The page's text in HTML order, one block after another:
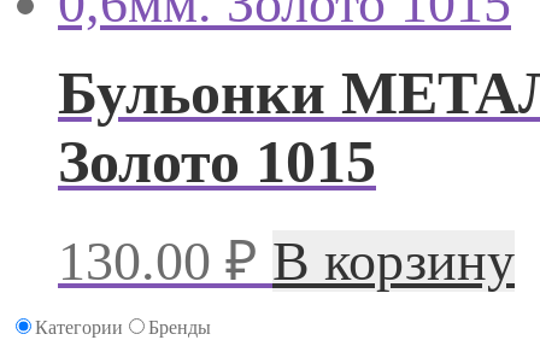
Бульонки
Золото 1015
130.00 ₽ В корзину
Категории Бренды